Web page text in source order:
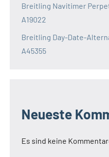
Breitling Navitimer
A19022
Breitling Day-Date-
A45355
Neueste
Es sind keine